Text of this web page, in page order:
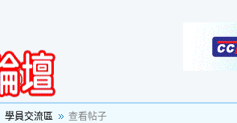
學員交流區 查看帖子